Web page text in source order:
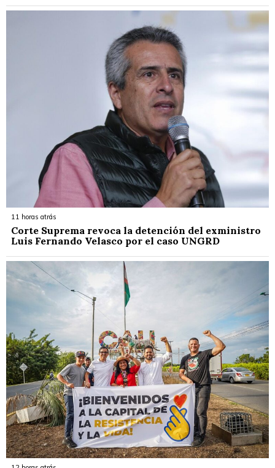
11 horas atrás
Corte Suprema revoca la detención del exministro
Luis Fernando Velasco por el caso UNGRD